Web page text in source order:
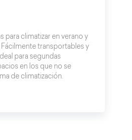
para climatizar en verano y
transportables y
para segundas
en los que no se
de climatización.